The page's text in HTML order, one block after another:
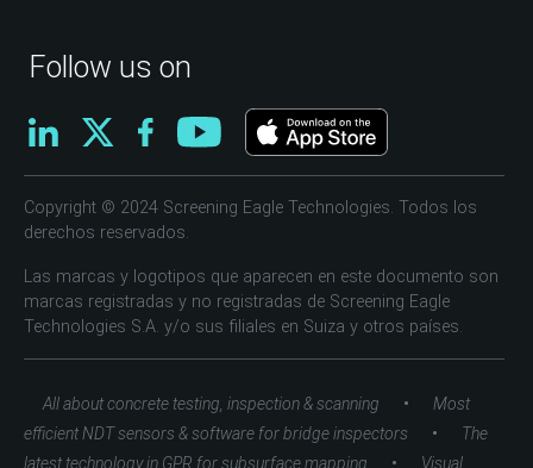
Follow us on
Copyright © 2024 Screening Eagle Technologies. Todos los
derechos reservados.
Las marcas y logotipos que aparecen en este documento son
marcas registradas y no registradas de Screening Eagle
Technologies S.A. y/o sus filiales en Suiza y otros países.
All about concrete testing, inspection & scanning •
Most
efficient NDT sensors & software for bridge inspectors
•
The
latest technology in GPR for subsurface mapping
• Visual